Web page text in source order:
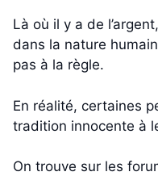
Là où il y a de
dans la nature
pas à la règle.
En réalité, certaines
tradition innocente à
On trouve sur les